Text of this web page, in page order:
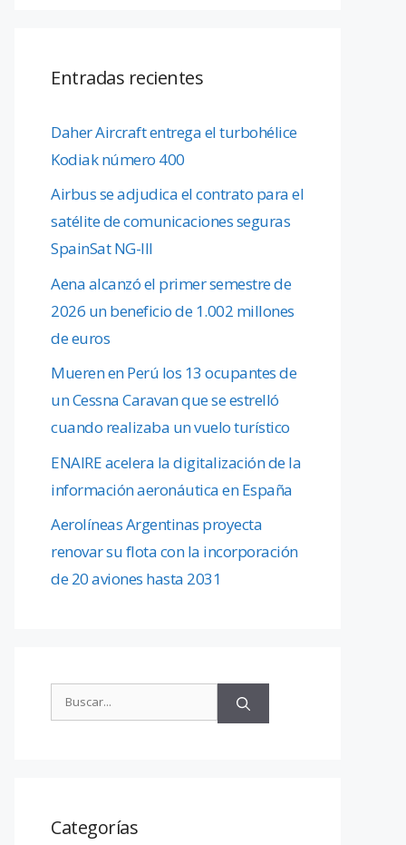
Entradas recientes
Daher Aircraft entrega el turbohélice
Kodiak número 400
Airbus se adjudica el contrato para el
satélite de comunicaciones seguras
SpainSat NG-III
Aena alcanzó el primer semestre de
2026 un beneficio de 1.002 millones
de euros
Mueren en Perú los 13 ocupantes de
un Cessna Caravan que se estrelló
cuando realizaba un vuelo turístico
ENAIRE acelera la digitalización de la
información aeronáutica en España
Aerolíneas Argentinas proyecta
renovar su flota con la incorporación
de 20 aviones hasta 2031
Categorías